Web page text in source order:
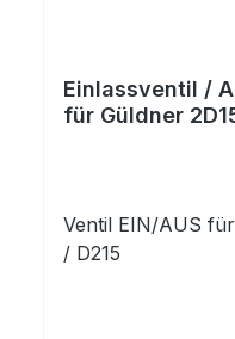
Einlassventil /
für Güldner
Ventil EIN/AUS
/ D215